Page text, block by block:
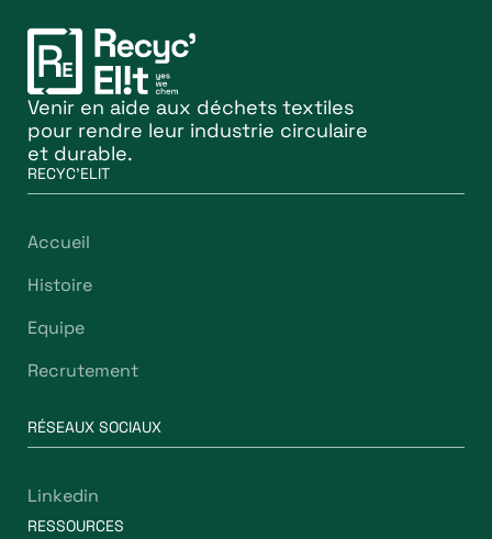
Venir en aide aux déchets textiles
pour rendre leur industrie circulaire
et durable.
RECYC'ELIT
Accueil
Histoire
Equipe
Recrutement
RÉSEAUX SOCIAUX
Linkedin
RESSOURCES